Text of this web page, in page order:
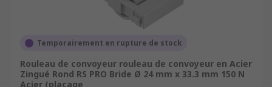
Temporairement en rupture de stock
Rouleau de convoyeur rouleau de convoyeur en Acier
Zingué Rond RS PRO Bride Ø 24 mm x 33.3 mm 150 N
Acier (placage